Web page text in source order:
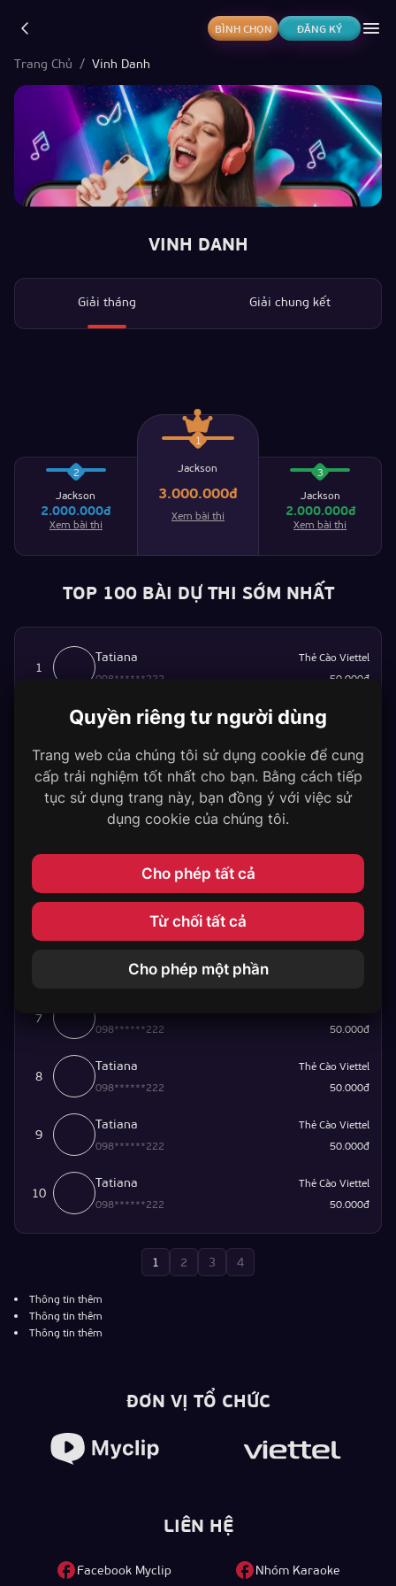
BÌNH CHỌN ĐĂNG KÝ
Trang Chủ / Vinh Danh
VINH DANH
Giải tháng Giải chung kết
Jackson
2.000.000đ
Xem bài thi
2 Jackson
3.000.000đ
Xem bài thi
1
Jackson
2.000.000đ
Xem bài thi
3
TOP 100 BÀI DỰ THI SỚM NHẤT
1
Tatiana
098******222
Thẻ Cào Viettel
50.000đ
Tatiana
Thẻ Cào Viettel
3
Tatiana
098******222
Thẻ Cào Viettel
50.000đ
Tatiana
098******222
50.000đ
5
Tatiana
098******222
Thẻ Cào Viettel
50.000đ
098******222
7
098******222
50.000đ
8
Tatiana
098******222
Thẻ Cào Viettel
50.000đ
9
Tatiana
098******222
Thẻ Cào Viettel
50.000đ
10
Tatiana
098******222
Thẻ Cào Viettel
50.000đ
1 2 3 4
Thông tin thêm
Thông tin thêm
Thông tin thêm
ĐƠN VỊ TỔ CHỨC
LIÊN HỆ
Facebook Myclip Nhóm Karaoke
Quyền riêng tư người dùng
Trang web của chúng tôi sử dụng cookie để cung
cấp trải nghiệm tốt nhất cho bạn. Bằng cách tiếp
tục sử dụng trang này, bạn đồng ý với việc sử
dụng cookie của chúng tôi.
Cho phép tất cả
Từ chối tất cả
Cho phép một phần